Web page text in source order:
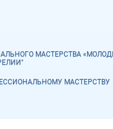
МАСТЕРСТВА
МАСТЕРСТВУ